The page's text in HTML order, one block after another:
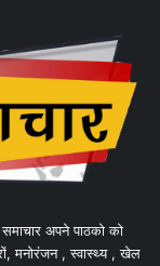
अपने पाठको को
मनोरंजन , स्वास्थ्य , खेल